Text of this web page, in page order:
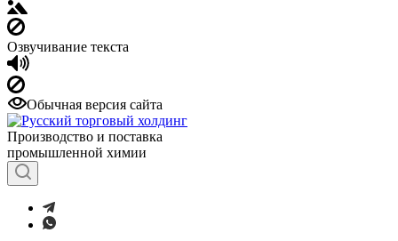
Озвучивание текста
Обычная версия сайта
Производство и поставка
промышленной химии